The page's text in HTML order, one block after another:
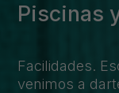
Piscinas
Facilidades.
venimos a